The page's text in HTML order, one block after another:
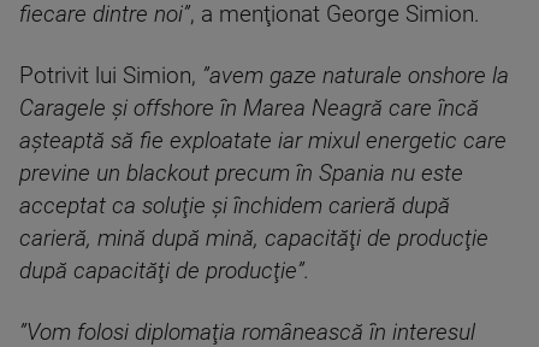
fiecare dintre noi”, a menţionat George Simion.
Potrivit lui Simion, ”avem gaze naturale onshore la
Caragele şi offshore în Marea Neagră care încă
aşteaptă să fie exploatate iar mixul energetic care
previne un blackout precum în Spania nu este
acceptat ca soluţie şi închidem carieră după
carieră, mină după mină, capacităţi de producţie
după capacităţi de producţie”.
”Vom folosi diplomaţia românească în interesul